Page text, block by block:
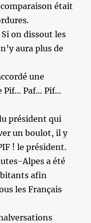
était
on dissout les
aura plus de
une
Pif… Paf… Pif…
président qui
un boulot, il y
! le président.
Alpes a été
afin
les Français